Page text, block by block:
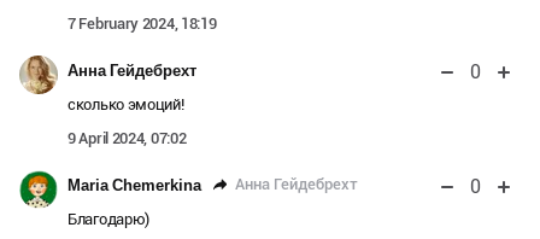
7 February 2024, 18:19
Анна Гейдебрехт 0
сколько эмоций!
9 April 2024, 07:02
Maria Chemerkina Анна Гейдебрехт 0
Благодарю)